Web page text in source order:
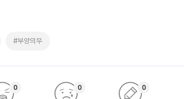
#부양의무
0 0 0